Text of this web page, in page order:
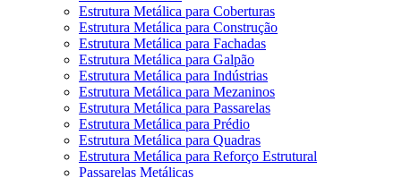
Estrutura Metálica para Coberturas
Estrutura Metálica para Construção
Estrutura Metálica para Fachadas
Estrutura Metálica para Galpão
Estrutura Metálica para Indústrias
Estrutura Metálica para Mezaninos
Estrutura Metálica para Passarelas
Estrutura Metálica para Prédio
Estrutura Metálica para Quadras
Estrutura Metálica para Reforço Estrutural
Passarelas Metálicas